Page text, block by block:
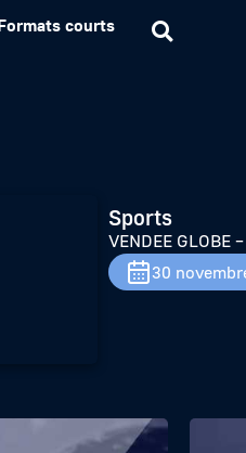
courts
#3
Sports
VENDEE GLOBE
30